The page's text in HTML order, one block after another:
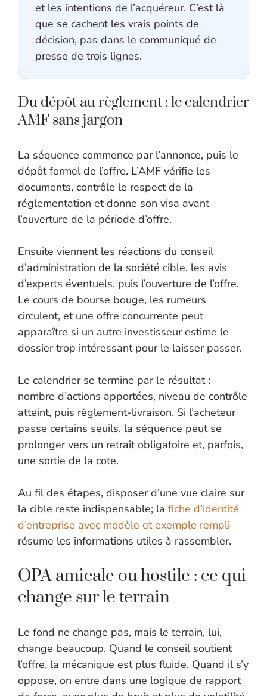
et les intentions de l’acquéreur. C’est là
que se cachent les vrais points de
décision, pas dans le communiqué de
presse de trois lignes.
Du dépôt au règlement : le calendrier
AMF sans jargon
La séquence commence par l’annonce, puis le
dépôt formel de l’offre. L’AMF vérifie les
documents, contrôle le respect de la
réglementation et donne son visa avant
l’ouverture de la période d’offre.
Ensuite viennent les réactions du conseil
d’administration de la société cible, les avis
d’experts éventuels, puis l’ouverture de l’offre.
Le cours de bourse bouge, les rumeurs
circulent, et une offre concurrente peut
apparaître si un autre investisseur estime le
dossier trop intéressant pour le laisser passer.
Le calendrier se termine par le résultat :
nombre d’actions apportées, niveau de contrôle
atteint, puis règlement-livraison. Si l’acheteur
passe certains seuils, la séquence peut se
prolonger vers un retrait obligatoire et, parfois,
une sortie de la cote.
Au fil des étapes, disposer d’une vue claire sur
la cible reste indispensable; la fiche d’identité
d’entreprise avec modèle et exemple rempli
résume les informations utiles à rassembler.
OPA amicale ou hostile : ce qui
change sur le terrain
Le fond ne change pas, mais le terrain, lui,
change beaucoup. Quand le conseil soutient
l’offre, la mécanique est plus fluide. Quand il s’y
oppose, on entre dans une logique de rapport